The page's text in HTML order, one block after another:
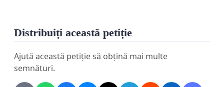
Distribuiți această petiție
Ajută această petiție să obțină mai multe
semnături.